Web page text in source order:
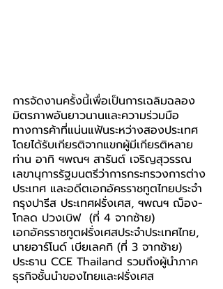
การจัดงานครั้งนี้เพื่อเป็นการเฉลิมฉลอง
มิตรภาพอันยาวนานและความร่วมมือ
ทางการค้าที่แน่นแฟ้นระหว่างสองประเทศ
โดยได้รับเกียรติจากแขกผู้มีเกียรติหลาย
ท่าน อาทิ ฯพณฯ สารันต์ เจริญสุวรรณ
เลขานุการรัฐมนตรีว่าการกระทรวงการต่าง
ประเทศ และอดีตเอกอัครราชทูตไทยประจำ
กรุงปารีส ประเทศฝรั่งเศส, ฯพณฯ ฌ็อง-
โกลด ปวงเบิฟ  (ที่ 4 จากซ้าย)
เอกอัครราชทูตฝรั่งเศสประจำประเทศไทย,
นายอาร์โนด์ เบียเลคกิ (ที่ 3 จากซ้าย)
ประธาน CCE Thailand รวมถึงผู้นำภาค
ธุรกิจชั้นนำของไทยและฝรั่งเศส